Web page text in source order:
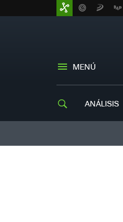
MENÚ
ANÁLISIS